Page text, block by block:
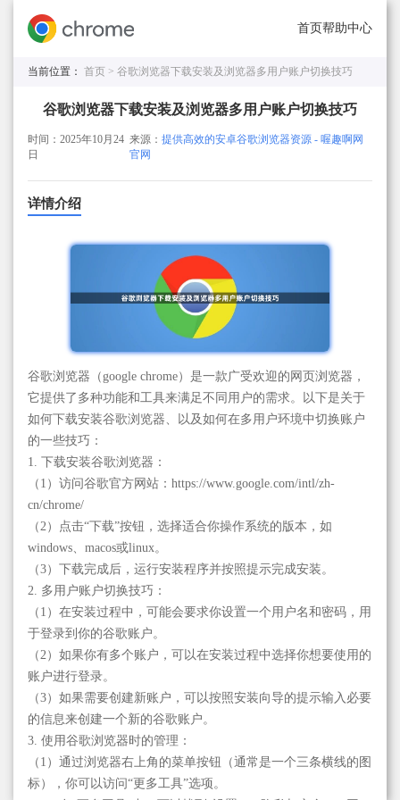
首页帮助中心
当前位置： 首页 > 谷歌浏览器下载安装及浏览器多用户账户切换技巧
谷歌浏览器下载安装及浏览器多用户账户切换技巧
时间：2025年10月24
日
来源：提供高效的安卓谷歌浏览器资源 - 喔趣啊网
官网
详情介绍
谷歌浏览器（google chrome）是一款广受欢迎的网页浏览器，
它提供了多种功能和工具来满足不同用户的需求。以下是关于
如何下载安装谷歌浏览器、以及如何在多用户环境中切换账户
的一些技巧：
1. 下载安装谷歌浏览器：
（1）访问谷歌官方网站：https://www.google.com/intl/zh-
cn/chrome/
（2）点击“下载”按钮，选择适合你操作系统的版本，如
windows、macos或linux。
（3）下载完成后，运行安装程序并按照提示完成安装。
2. 多用户账户切换技巧：
（1）在安装过程中，可能会要求你设置一个用户名和密码，用
于登录到你的谷歌账户。
（2）如果你有多个账户，可以在安装过程中选择你想要使用的
账户进行登录。
（3）如果需要创建新账户，可以按照安装向导的提示输入必要
的信息来创建一个新的谷歌账户。
3. 使用谷歌浏览器时的管理：
（1）通过浏览器右上角的菜单按钮（通常是一个三条横线的图
标），你可以访问“更多工具”选项。